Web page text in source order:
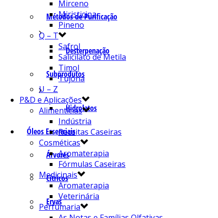
Métodos de Purificação
Desterpenação
Subprodutos
Hidrolatos
Óleos Essenciais
Árvores
Cítricos
Ervas
Mirceno
Miristicina
Pineno
Q – T
Safrol
Salicilato de Metila
Timol
Tujona
U – Z
P&D e Aplicações
Alimentícias
Indústria
Receitas Caseiras
Cosméticas
Aromaterapia
Fórmulas Caseiras
Medicinais
Aromaterapia
Veterinária
Perfumaria